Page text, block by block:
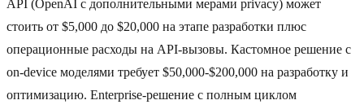
API (OpenAI с дополнительными мерами privacy) может
стоить от $5,000 до $20,000 на этапе разработки плюс
операционные расходы на API-вызовы. Кастомное решение с
on-device моделями требует $50,000-$200,000 на разработку и
оптимизацию. Enterprise-решение с полным циклом